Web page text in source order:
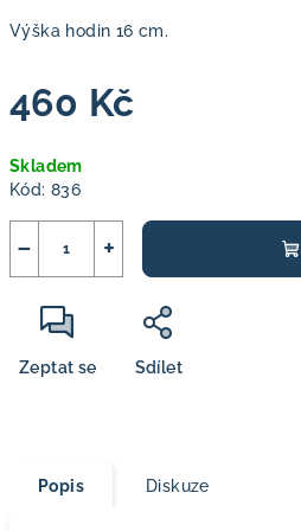
Výška hodin 16 cm.
460 Kč
cena:
Skladem
Kód: 836
+
−
Zeptat se Sdílet
Popis Diskuze